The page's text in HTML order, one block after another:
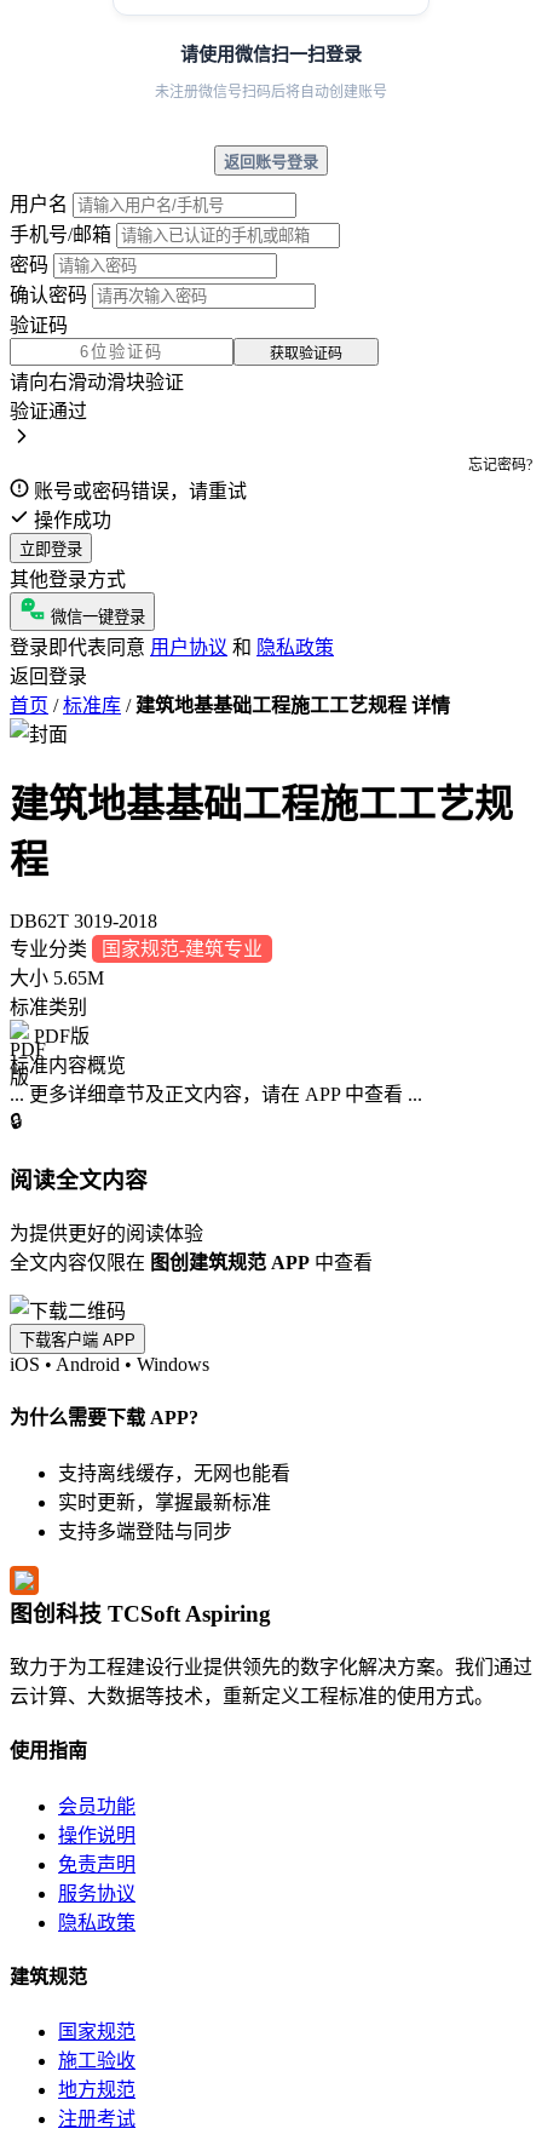
请使用微信扫一扫登录
未注册微信号扫码后将自动创建账号
返回账号登录
用户名
手机号/邮箱
密码
确认密码
验证码
获取验证码
请向右滑动滑块验证
验证通过
忘记密码?
账号或密码错误，请重试
操作成功
立即登录
其他登录方式
微信一键登录
登录即代表同意 用户协议 和 隐私政策
返回登录
首页 / 标准库 / 建筑地基基础工程施工工艺规程 详情
建筑地基基础工程施工工艺规
程
DB62T 3019-2018
专业分类
国家规范-建筑专业
大小 5.65M
标准类别
PDF版
标准内容概览
... 更多详细章节及正文内容，请在 APP 中查看 ...
🔒
阅读全文内容
为提供更好的阅读体验
全文内容仅限在 图创建筑规范 APP 中查看
下载客户端 APP
iOS • Android • Windows
为什么需要下载 APP?
支持离线缓存，无网也能看
实时更新，掌握最新标准
支持多端登陆与同步
图创科技 TCSoft Aspiring
致力于为工程建设行业提供领先的数字化解决方案。我们通过
云计算、大数据等技术，重新定义工程标准的使用方式。
使用指南
会员功能
操作说明
免责声明
服务协议
隐私政策
建筑规范
国家规范
施工验收
地方规范
注册考试